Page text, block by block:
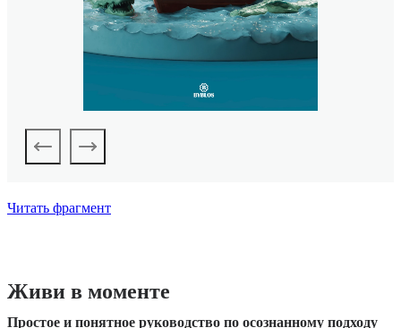
Читать фрагмент
Живи в моменте
Простое и понятное руководство по осознанному подходу